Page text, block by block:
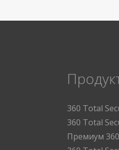
360 Total
360 Total
Премиум